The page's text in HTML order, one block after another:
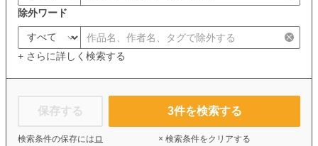
除外ワード
+ さらに詳しく検索する
保存する
検索条件の保存には ロ
3件を検索する
× 検索条件をクリアする